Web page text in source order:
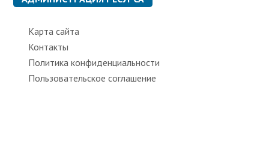
и
Карта сайта
Контакты
Политика конфиденциальности
Пользовательское соглашение